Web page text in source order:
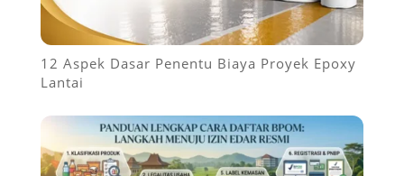
12 Aspek Dasar Penentu Biaya Proyek Epoxy
Lantai